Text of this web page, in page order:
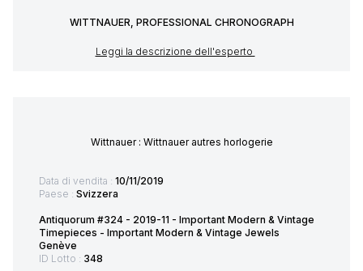
WITTNAUER, PROFESSIONAL CHRONOGRAPH
Leggi la descrizione dell'esperto
Wittnauer : Wittnauer autres horlogerie
Data di vendita : 10/11/2019
Paese : Svizzera
Antiquorum #324 - 2019-11 - Important Modern & Vintage
Timepieces - Important Modern & Vintage Jewels
Genève
ID Lotto : 348